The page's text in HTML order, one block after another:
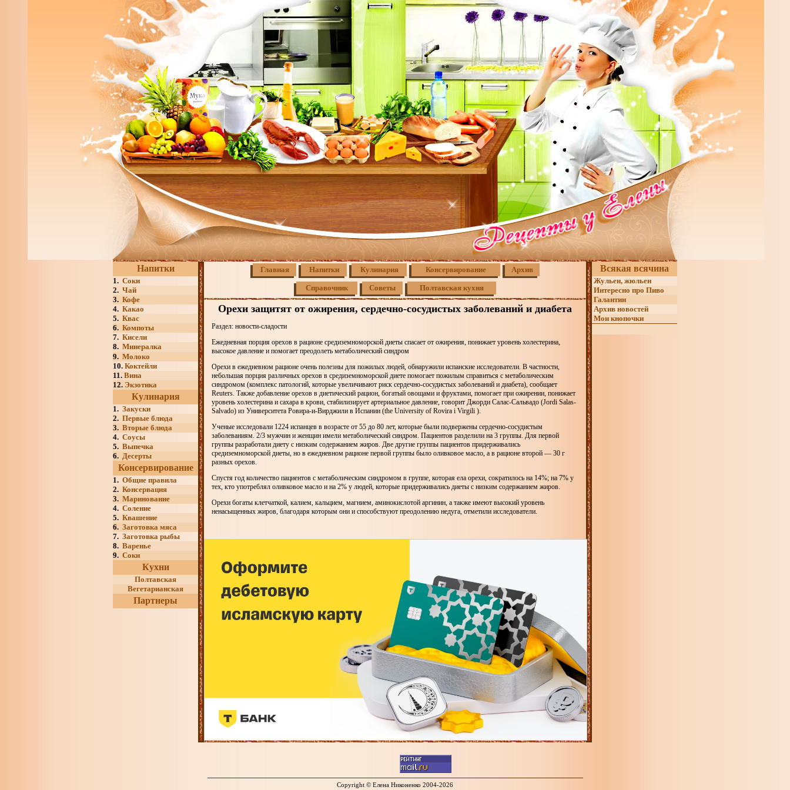
Напитки
1. Соки
2. Чай
3. Кофе
4. Какао
5. Квас
6. Компоты
7. Кисели
8. Минералка
9. Молоко
10. Коктейли
11. Вина
12. Экзотика
Кулинария
1. Закуски
2. Первые блюда
3. Вторые блюда
4. Соусы
5. Выпечка
6. Десерты
Консервирование
1. Общие правила
2. Консервация
3. Маринование
4. Соление
5. Квашение
6. Заготовка мяса
7. Заготовка рыбы
8. Варенье
9. Соки
Кухни
Полтавская
Вегетарианская
Партнеры
Главная Напитки Кулинария Консервирование Архив
Справочник Советы Полтавская кухня
Орехи защитят от ожирения, сердечно-сосудистых заболеваний и диабета
Раздел: новости-сладости
Ежедневная порция орехов в рационе средиземноморской диеты спасает от ожирения, понижает уровень холестерина,
высокое давление и помогает преодолеть метаболический синдром
Орехи в ежедневном рационе очень полезны для пожилых людей, обнаружили испанские исследователи. В частности,
небольшая порция различных орехов в средиземноморской диете помогает пожилым справиться с метаболическим
синдромом (комплекс патологий, которые увеличивают риск сердечно-сосудистых заболеваний и диабета), сообщает
Reuters. Также добавление орехов в диетический рацион, богатый овощами и фруктами, помогает при ожирении, понижает
уровень холестерина и сахара в крови, стабилизирует артериальное давление, говорит Джорди Салас-Сальвадо (Jordi Salas-
Salvado) из Университета Ровира-и-Вирджили в Испании (the University of Rovira i Virgili ).
Ученые исследовали 1224 испанцев в возрасте от 55 до 80 лет, которые были подвержены сердечно-сосудистым
заболеваниям. 2/3 мужчин и женщин имели метаболический синдром. Пациентов разделили на 3 группы. Для первой
группы разработали диету с низким содержанием жиров. Две другие группы пациентов придерживались
средиземноморской диеты, но в ежедневном рационе первой группы было оливковое масло, а в рационе второй — 30 г
разных орехов.
Спустя год количество пациентов с метаболическим синдромом в группе, которая ела орехи, сократилось на 14%; на 7% у
тех, кто употреблял оливковое масло и на 2% у людей, которые придерживались диеты с низким содержанием жиров.
Орехи богаты клетчаткой, калием, кальцием, магнием, аминокислотой аргинин, а также имеют высокий уровень
ненасыщенных жиров, благодаря которым они и способствуют преодолению недуга, отметили исследователи.
Всякая всячина
Жульен, жюльен
Интересно про Пиво
Галантин
Архив новостей
Мои кнопочки
Copyright © Елена Никоненко 2004-2026